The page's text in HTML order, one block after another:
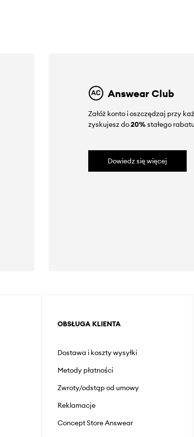
Answear Club
Załóż konto i oszczędzaj przy
zyskujesz do20%stałego
Dowiedz się więcej
OBSŁUGA KLIENTA
Dostawa i koszty wysyłki
Metody płatności
Zwroty/odstąp od umowy
Reklamacje
Concept Store Answear